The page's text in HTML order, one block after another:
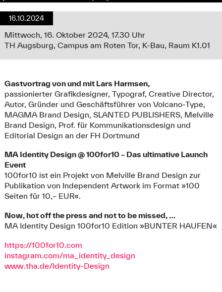
16.10.2024
Mittwoch, 16. Oktober 2024, 17.30 Uhr
TH Augsburg, Campus am Roten Tor, K-Bau, Raum K1.01
Gastvortrag von und mit Lars Harmsen,
passionierter Grafikdesigner, Typograf, Creative Director,
Autor, Gründer und Geschäftsführer von Volcano-Type,
MAGMA Brand Design, SLANTED PUBLISHERS, Melville
Brand Design, Prof. für Kommunikationsdesign und
Editorial Design an der FH Dortmund
MA Identity Design @ 100for10 – Das ultimative Launch
Event
100for10 ist ein Projekt von Melville Brand Design zur
Publikation von Independent Artwork im Format »100
Seiten für 10,– EUR«.
Now, hot off the press and not to be missed, …
MA Identity Design 100for10 Edition »BUNTER HAUFEN«
https://100for10.com
instagram.com/ma_identity_design
www.tha.de/Identity-Design